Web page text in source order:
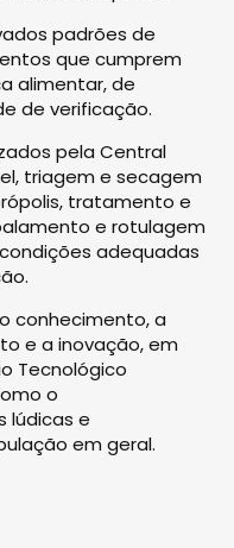
padrões de
que cumprem
alimentar, de
de verificação.
pela Central
triagem e secagem
tratamento e
e rotulagem
adequadas
conhecimento, a
e a inovação, em
Tecnológico
o
lúdicas e
em geral.